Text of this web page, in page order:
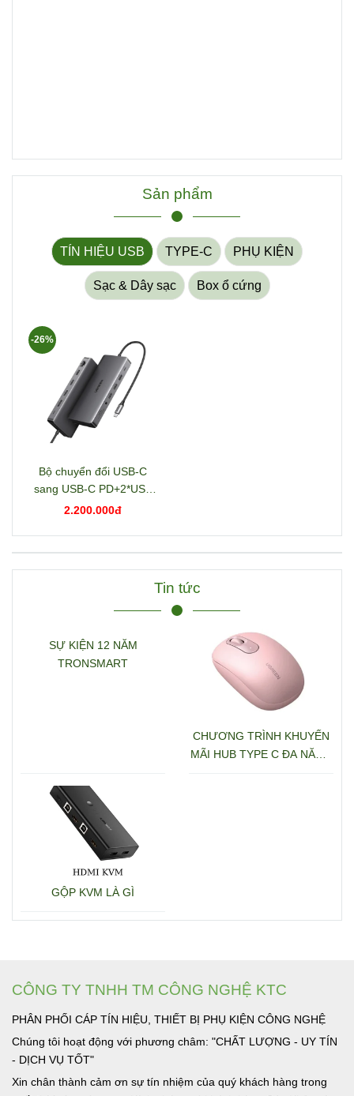
Sản phẩm
TÍN HIỆU USB TYPE-C PHỤ KIỆN
Sạc & Dây sạc Box ổ cứng
Bộ chuyển đổi USB-C
sang USB-C PD+2*USB
3.2+USB-C 3.2+2*USB
2.200.000đ
-26%
Tin tức
SỰ KIỆN 12 NĂM
TRONSMART
CHƯƠNG TRÌNH KHUYẾN
MÃI HUB TYPE C ĐA NĂNG
GỘP KVM LÀ GÌ
CÔNG TY TNHH TM CÔNG NGHỆ KTC
PHÂN PHỐI CÁP TÍN HIỆU, THIẾT BỊ PHỤ KIỆN CÔNG NGHỆ
Chúng tôi hoạt động với phương châm: "CHẤT LƯỢNG - UY TÍN
- DỊCH VỤ TỐT"
Xin chân thành cảm ơn sự tín nhiệm của quý khách hàng trong